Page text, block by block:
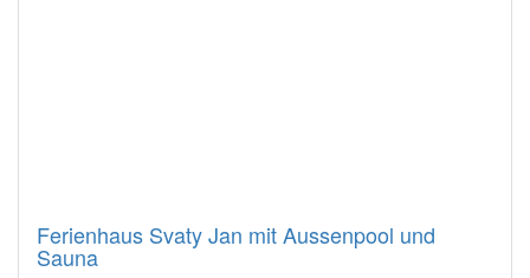
Ferienhaus Svaty Jan mit Aussenpool und
Sauna